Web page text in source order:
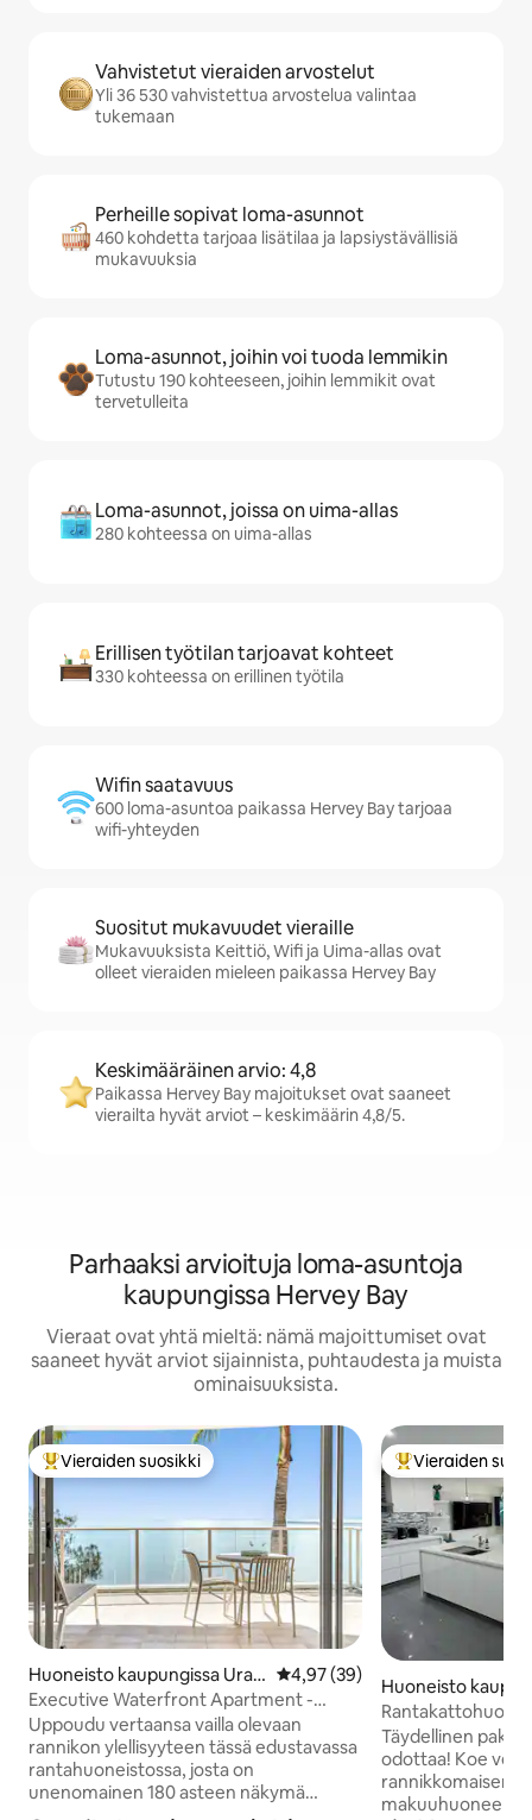
Vahvistetut vieraiden arvostelut
Yli 36 530 vahvistettua arvostelua valintaa
tukemaan
Perheille sopivat loma-asunnot
460 kohdetta tarjoaa lisätilaa ja lapsiystävällisiä
mukavuuksia
Loma-asunnot, joihin voi tuoda lemmikin
Tutustu 190 kohteeseen, joihin lemmikit ovat
tervetulleita
Loma-asunnot, joissa on uima-allas
280 kohteessa on uima-allas
Erillisen työtilan tarjoavat kohteet
330 kohteessa on erillinen työtila
Wifin saatavuus
600 loma-asuntoa paikassa Hervey Bay tarjoaa
wifi-yhteyden
Suositut mukavuudet vieraille
Mukavuuksista Keittiö, Wifi ja Uima-allas ovat
olleet vieraiden mieleen paikassa Hervey Bay
Keskimääräinen arvio: 4,8
Paikassa Hervey Bay majoitukset ovat saaneet
vierailta hyvät arviot – keskimäärin 4,8/5.
Parhaaksi arvioituja loma-asuntoja
kaupungissa Hervey Bay
Vieraat ovat yhtä mieltä: nämä majoittumiset ovat
saaneet hyvät arviot sijainnista, puhtaudesta ja muista
ominaisuuksista.
Vieraiden suosikkien parhaimmistoa
Vieraiden suosikki
Huoneisto kaupungissa Uran
gan
Keskimääräinen arvio 4,97/5,
4,97 (39)
Executive Waterfront Apartment -
Palms at The Pier
Uppoudu vertaansa vailla olevaan
rannikon ylellisyyteen tässä edustavassa
rantahuoneistossa, josta on
unenomainen 180 asteen näkymä
Hervey Bayhin ja K'gariin. Majoituksessa
Vieraiden
Vieraiden
Huoneisto
katto- ja
Täydellinen
odottaa! Koe
makuuhuoneen